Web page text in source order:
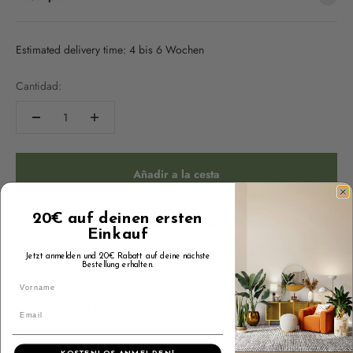
Estimated delivery time: 4 bis 6 Wochen
Cantidad:
Añadir a la cesta
Comprar ahora
20€ auf deinen ersten
Einkauf
Jetzt anmelden und 20€ Rabatt auf deine nächste
Bestellung erhalten.